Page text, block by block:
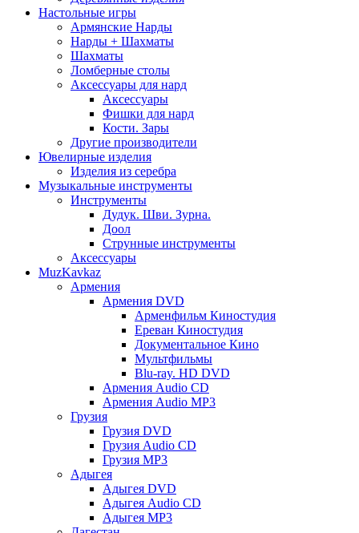
Настольные игры
Армянские Нарды
Нарды + Шахматы
Шахматы
Ломберные столы
Аксессуары для нард
Аксессуары
Фишки для нард
Кости. Зары
Другие производители
Ювелирные изделия
Изделия из серебра
Музыкальные инструменты
Инструменты
Дудук. Шви. Зурна.
Доол
Струнные инструменты
Аксессуары
MuzKavkaz
Армения
Армения DVD
Арменфильм Киностудия
Ереван Киностудия
Документальное Кино
Мультфильмы
Blu-ray. HD DVD
Армения Audio CD
Армения Audio MP3
Грузия
Грузия DVD
Грузия Audio CD
Грузия MP3
Адыгея
Адыгея DVD
Адыгея Audio CD
Адыгея MP3